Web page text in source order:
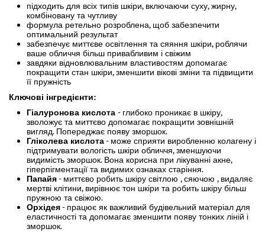
підходить для всіх типів шкіри, включаючи суху, жирну,
комбіновану та чутливу
формула ретельно розроблена, щоб забезпечити
оптимальний результат
забезпечує миттєве освітлення та сяяння шкіри, роблячи
ваше обличчя більш привабливим і свіжим
завдяки відновлювальним властивостям допомагає
покращити стан шкіри, зменшити вікові зміни та підвищити
її пружність
Ключові інгредієнти:
Гіалуронова кислота - глибоко проникає в шкіру,
зволожує та миттєво допомагає покращити зовнішній
вигляд. Попереджає появу зморшок.
Гліколева кислота- може сприяти виробленню колагену і
підтримувати вологість шкіри обличчя, зменшуючи
видимість зморшок. Вона корисна при лікуванні акне,
гіперпігментації та видимих ознаках старіння.
Папайя- миттєво робить шкіру світлою , сяючою , видаляє
мертві клітини, вирівнює тон шкіри та робить шкіру більш
пружною та свіжою.
Орхідея- працює як важливий будівельний матеріал для
еластичності та допомагає зменшити появу тонких ліній і
зморшок.